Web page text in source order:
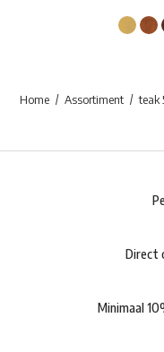
Waar ben je naar
Home Assortiment teak
Direct
Minimaal